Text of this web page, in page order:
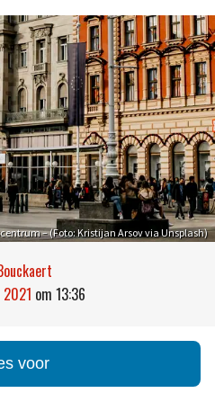
– (Foto: Kristijan Arsov via Unsplash)
om 13:36
voor